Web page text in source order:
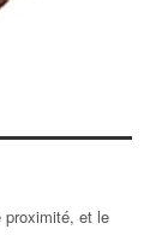
et le